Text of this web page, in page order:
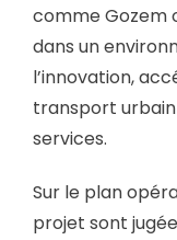
comme Gozem
dans un
l’innovation,
transport urbain
services.
Sur le plan
projet sont